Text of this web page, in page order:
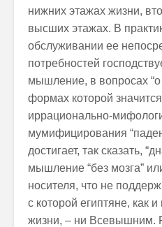
нижних этажах жизни,
высших этажах. В
обслуживании ее
потребностей
мышление, в вопросах
формах которой
иррационально-
мумифицирования
достигает, так сказать,
мышление “без мозга”
носителя, что не
с которой египтяне, как
жизни, – ни Всевышним.